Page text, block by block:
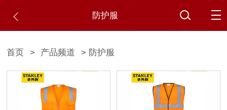
防护服
首页 > 产品频道 > 防护服